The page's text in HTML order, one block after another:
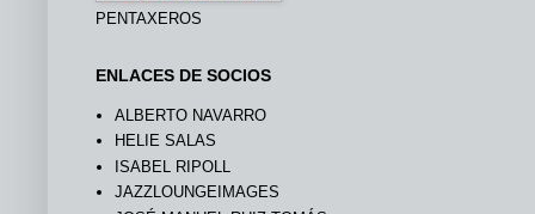
PENTAXEROS
ENLACES DE SOCIOS
ALBERTO NAVARRO
HELIE SALAS
ISABEL RIPOLL
JAZZLOUNGEIMAGES